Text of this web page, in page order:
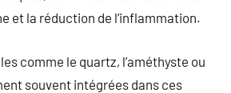
et la réduction de l’inflammation.
comme le quartz, l’améthyste ou
souvent intégrées dans ces